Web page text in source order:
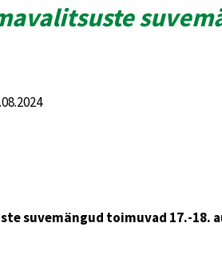
suvemängud toimuvad 17.-18.